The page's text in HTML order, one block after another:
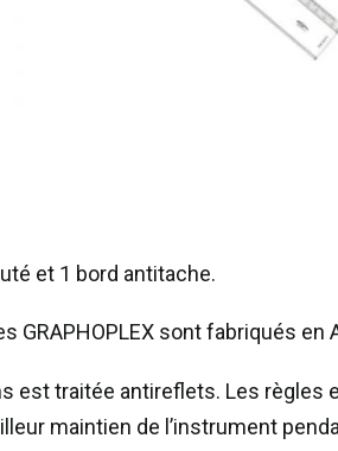
et 1 bord antitache.
GRAPHOPLEX sont fabriqués en
est traitée antireflets. Les
maintien de l’instrument